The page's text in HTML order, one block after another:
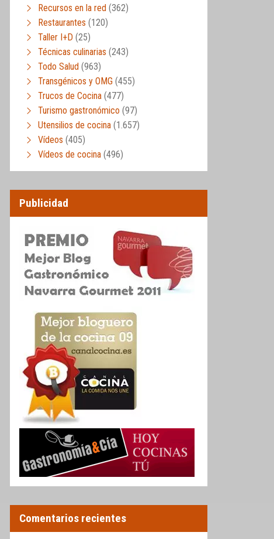
Recursos en la red (362)
Restaurantes (120)
Taller I+D (25)
Técnicas culinarias (243)
Todo Salud (963)
Transgénicos y OMG (455)
Trucos de Cocina (477)
Turismo gastronómico (97)
Utensilios de cocina (1.657)
Vídeos (405)
Vídeos de cocina (496)
Publicidad
Comentarios recientes